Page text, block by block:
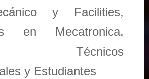
y Facilities,
en Mecatronica,
Técnicos
y Estudiantes